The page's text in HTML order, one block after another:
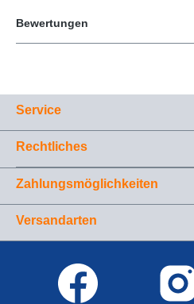
Bewertungen
Service
Rechtliches
Zahlungsmöglichkeiten
Versandarten